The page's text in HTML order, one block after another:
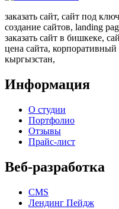
заказать сайт, сайт под
создание сайтов, landing
заказать сайт в бишкеке,
цена сайта, корпоративный
кыргызстан,
Информация
О студии
Портфолио
Отзывы
Прайс-лист
Веб-разработка
CMS
Лендинг Пейдж